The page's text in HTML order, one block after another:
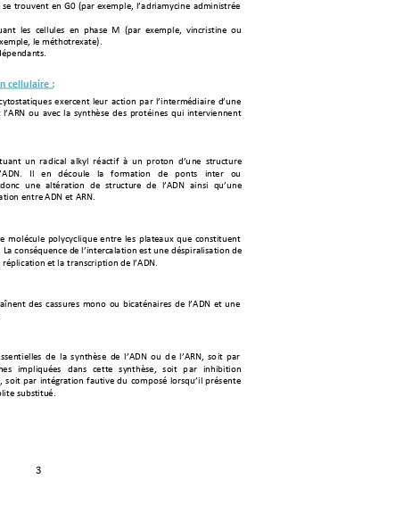
.!
-'+ *#329')*+ ')+ SV+ N4/#+ 'H'(4&'M+ &</,#0/(?.0)'+ /,(0)0-*#"'+
)*+ &'-+ .'&&2&'-+ ')+ 46/-'+ U+ N4/#+ 'H'(4&'M+ 90).#0-*0)'+ 32+
*'O7
)*-7+
*/*012'-+ 'H'#.')*+ &'2#+ /.*03)+ 4/#+ &<0)*'#(",0/0#'+ ,<2)'+
&<A:P+ 32+ /9'.+ &/+ -?)*6$-'+ ,'-+ 4#3*"0)'-+ 120+ 0)*'#90'))')*+
)*+ 2)+ #/,0./&+ /&J?&+ #"/.*05+ ; +2) +4#3*3) +,<2)' +-*#2.*2#'+
<A!P7+ `& + ')+ ,".32&'+ &/+ 53#(/*03)+ ,'+ 43)*-+ 0)*'#+ 32+
,3).+ 2)'+ /&*"#/*03)+ ,'+ -*#2.*2#'+ ,'+ &<A!P+ /0)-0+ 12<2)'+
*#'+A!P +'*+A:P7+
'+ (3&".2&'+ 43&?.?.&012'+ ')*#'+ &'-+ 4&/*'/2H+ 12'+ .3)-*0*2')*+
+.3)-"12').'+,'+&<0)*'#./&/*03)+'-*+2)'+,"-40#/&0-/*03) +,'+
/*03)+'*+&/ +*#/)-.#04*03)+,'+&<A!P7+
,'-+ ./--2#'-+ (3)3+ 32+ @0./*")/0#'-+ ,'+ &<A!P+ '*+ 2)'+
'--')*0'&&'-+ ,'+ &/+ -?)*6$-'+ ,'+ &<A!P+ 32+ ,'+ &<A:PM+ -30*+ 4/#+
+ 0(4&012"'- + ,/)-+ .'**'+ -?)*6$-'M+ -30*+ 4/#+ 0)60@0*03)+
-30*+ 4/#+ 0)*"%#/*03)+ 5/2*09'+ ,2+ .3(43-"+ &3#-12<0&+ 4#"-')*'+
0*'+-2@-*0*2"7+